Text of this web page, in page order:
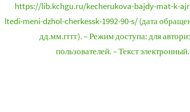
https://lib.kchgu.ru/kecherukova-bajdy-mat-k-
ltedi-meni-dzhol-cherkessk-1992-90-s/ (дата
дд.мм.гггг). – Режим доступа: для
пользователей. – Текст электронный.